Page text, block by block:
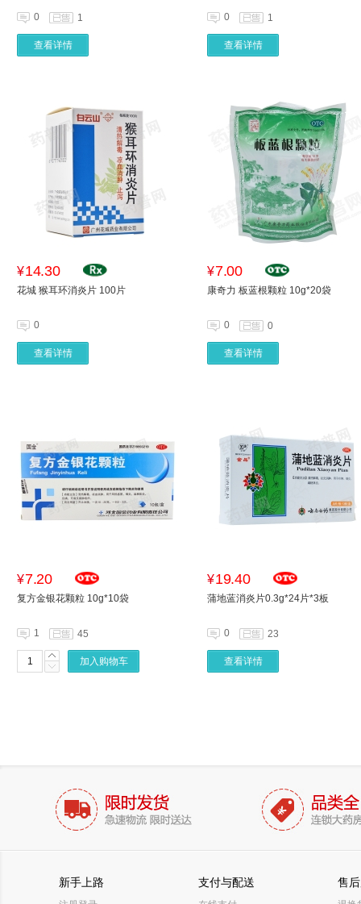
0 1
查看详情
0 1
查看详情
¥14.30
花城 猴耳环消炎片 100片
0
查看详情
¥7.00
康奇力 板蓝根颗粒 10g*20袋
0 0
查看详情
¥7.20
复方金银花颗粒 10g*10袋
1 45
加入购物车
¥19.40
蒲地蓝消炎片0.3g*24片*3板
0 23
查看详情
新手上路 支付与配送 售